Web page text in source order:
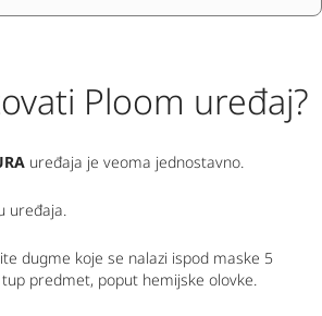
CRNOGORSKIPloom uređaj?
uređaja je veoma jednostavno.
uređaja.
dugme koje se nalazi ispod maske 5
predmet, poput hemijske olovke.